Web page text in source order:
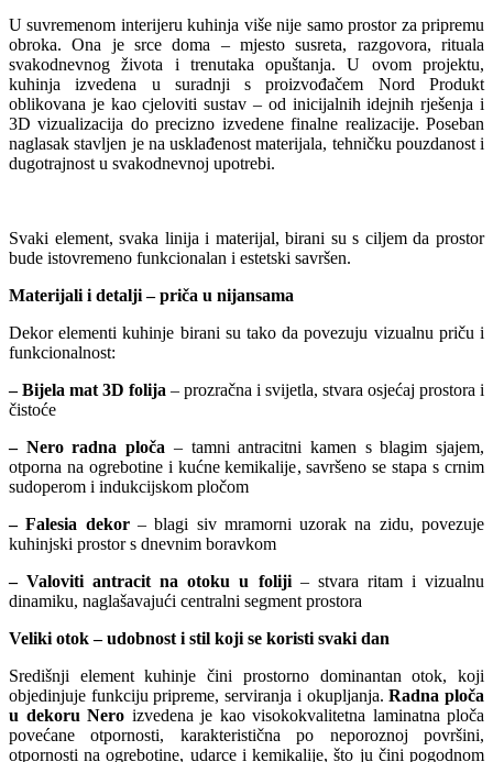
U suvremenom interijeru kuhinja više nije samo prostor za pripremu
obroka. Ona je srce doma – mjesto susreta, razgovora, rituala
svakodnevnog života i trenutaka opuštanja. U ovom projektu,
kuhinja izvedena u suradnji s proizvođačem Nord Produkt
oblikovana je kao cjeloviti sustav – od inicijalnih idejnih rješenja i
3D vizualizacija do precizno izvedene finalne realizacije. Poseban
naglasak stavljen je na usklađenost materijala, tehničku pouzdanost i
dugotrajnost u svakodnevnoj upotrebi.
Svaki element, svaka linija i materijal, birani su s ciljem da prostor
bude istovremeno funkcionalan i estetski savršen.
Materijali i detalji – priča u nijansama
Dekor elementi kuhinje birani su tako da povezuju vizualnu priču i
funkcionalnost:
– Bijela mat 3D folija – prozračna i svijetla, stvara osjećaj prostora i
čistoće
– Nero radna ploča – tamni antracitni kamen s blagim sjajem,
otporna na ogrebotine i kućne kemikalije, savršeno se stapa s crnim
sudoperom i indukcijskom pločom
– Falesia dekor– blagi siv mramorni uzorak na zidu, povezuje
kuhinjski prostor s dnevnim boravkom
– Valoviti antracit na otoku u foliji– stvara ritam i vizualnu
dinamiku, naglašavajući centralni segment prostora
Veliki otok – udobnost i stil koji se koristi svaki dan
Središnji element kuhinje čini prostorno dominantan otok, koji
objedinjuje funkciju pripreme, serviranja i okupljanja.Radna ploča
u dekoru Nero izvedena je kao visokokvalitetna laminatna ploča
povećane otpornosti, karakteristična po neporoznoj površini,
otpornosti na ogrebotine, udarce i kemikalije, što ju čini pogodnom